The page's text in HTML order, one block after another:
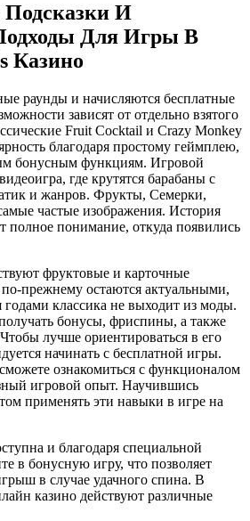
Подсказки И
Для Игры В
Казино
раунды и начисляются бесплатные
зависят от отдельно взятого
Fruit Cocktail и Crazy Monkey
благодаря простому геймплею,
бонусным функциям. Игровой
где крутятся барабаны с
и жанров. Фрукты, Семерки,
частые изображения. История
полное понимание, откуда появились
фруктовые и карточные
прежнему остаются актуальными,
годами классика не выходит из моды.
бонусы, фриспины, а также
лучше ориентироваться в его
начинать с бесплатной игры.
ознакомиться с функционалом
игровой опыт. Научившись
применять эти навыки в игре на
и благодаря специальной
в бонусную игру, что позволяет
в случае удачного спина. В
казино действуют различные